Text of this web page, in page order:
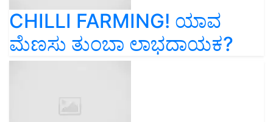
CHILLI FARMING! ಯಾವ
ಮೆಣಸು ತುಂಬಾ ಲಾಭದಾಯಕ?